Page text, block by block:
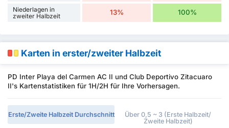
Niederlagen in
zweiter Halbzeit
13% 100%
Karten in erster/zweiter Halbzeit
PD Inter Playa del Carmen AC II und Club Deportivo Zitacuaro
II's Kartenstatistiken für 1H/2H für Ihre Vorhersagen.
Erste/Zweite Halbzeit Durchschnitt
Über 0,5 ~ 3 (Erste Halbzeit/
Zweite Halbzeit)